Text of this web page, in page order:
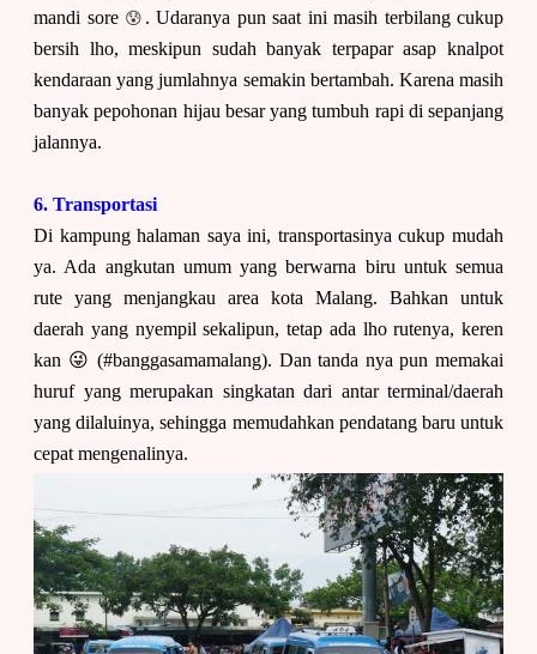
mandi sore 😰 . Udaranya pun saat ini masih terbilang cukup
bersih lho, meskipun sudah banyak terpapar asap knalpot
kendaraan yang jumlahnya semakin bertambah. Karena masih
banyak pepohonan hijau besar yang tumbuh rapi di sepanjang
jalannya.
6. Transportasi
Di kampung halaman saya ini, transportasinya cukup mudah
ya. Ada angkutan umum yang berwarna biru untuk semua
rute yang menjangkau area kota Malang. Bahkan untuk
daerah yang nyempil sekalipun, tetap ada lho rutenya, keren
kan 😜 (#banggasamamalang). Dan tanda nya pun memakai
huruf yang merupakan singkatan dari antar terminal/daerah
yang dilaluinya, sehingga memudahkan pendatang baru untuk
cepat mengenalinya.